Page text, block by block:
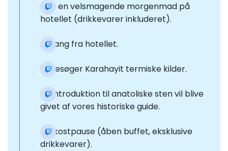
Spis en velsmagende morgenmad på
hotellet (drikkevarer inkluderet).
Afgang fra hotellet.
Vi besøger Karahayit termiske kilder.
En introduktion til anatoliske sten vil blive
givet af vores historiske guide.
Frokostpause (åben buffet, eksklusive
drikkevarer).